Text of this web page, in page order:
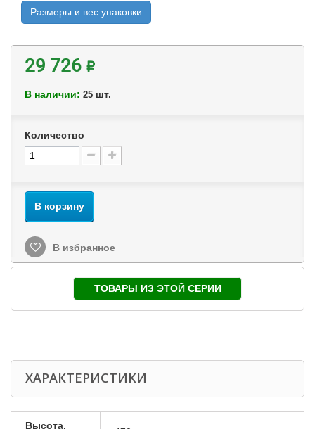
Размеры и вес упаковки
29 726 ₽
В наличии: 25 шт.
Количество
В корзину
В избранное
ТОВАРЫ ИЗ ЭТОЙ СЕРИИ
ХАРАКТЕРИСТИКИ
Высота,